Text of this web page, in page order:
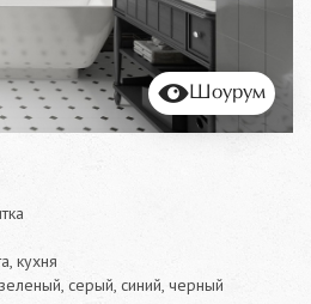
Шоурум
кухня
серый, синий, черный